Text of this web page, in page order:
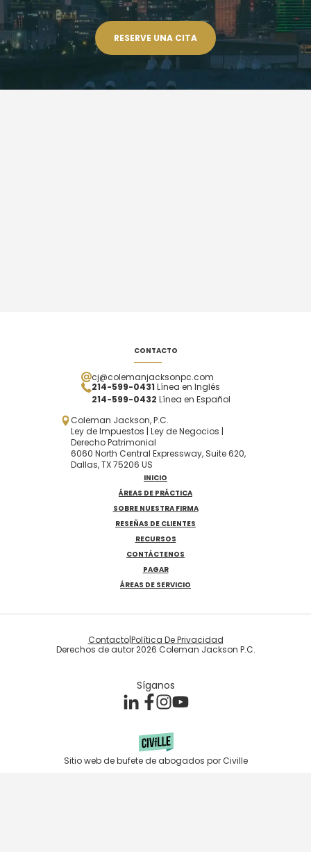
RESERVE UNA CITA
CONTACTO
cj@colemanjacksonpc.com
214-599-0431 Línea en Inglés
214-599-0432 Línea en Español
Coleman Jackson, P.C.
Ley de Impuestos | Ley de Negocios |
Derecho Patrimonial
6060 North Central Expressway, Suite 620,
Dallas, TX 75206 US
INICIO
ÁREAS DE PRÁCTICA
SOBRE NUESTRA FIRMA
RESEÑAS DE CLIENTES
RECURSOS
CONTÁCTENOS
PAGAR
ÁREAS DE SERVICIO
Derechos de autor 2026 Coleman Jackson P.C.
Contacto|Política De Privacidad
Sitio web de bufete de abogados por Civille
Síganos